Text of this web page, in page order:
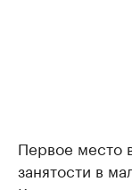
Первое место
занятости в